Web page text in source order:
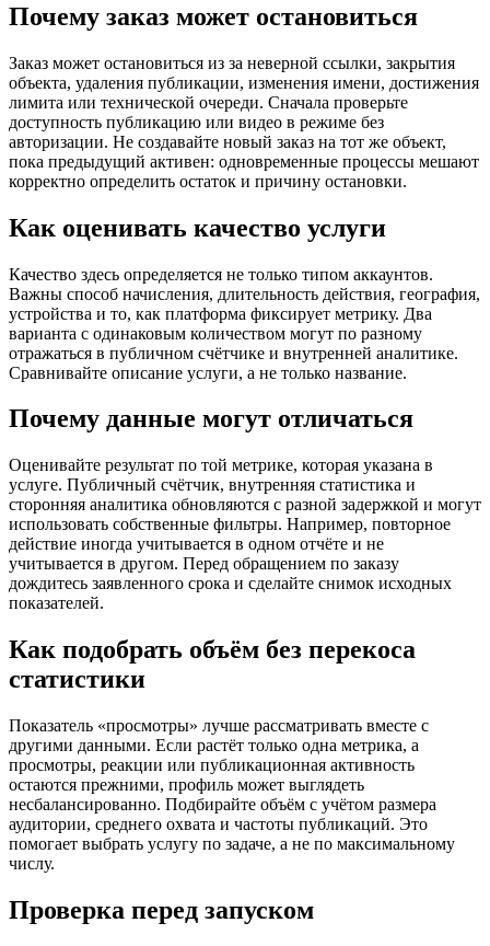
Почему заказ может остановиться
Заказ может остановиться из за неверной ссылки, закрытия
объекта, удаления публикации, изменения имени, достижения
лимита или технической очереди. Сначала проверьте
доступность публикацию или видео в режиме без
авторизации. Не создавайте новый заказ на тот же объект,
пока предыдущий активен: одновременные процессы мешают
корректно определить остаток и причину остановки.
Как оценивать качество услуги
Качество здесь определяется не только типом аккаунтов.
Важны способ начисления, длительность действия, география,
устройства и то, как платформа фиксирует метрику. Два
варианта с одинаковым количеством могут по разному
отражаться в публичном счётчике и внутренней аналитике.
Сравнивайте описание услуги, а не только название.
Почему данные могут отличаться
Оценивайте результат по той метрике, которая указана в
услуге. Публичный счётчик, внутренняя статистика и
сторонняя аналитика обновляются с разной задержкой и могут
использовать собственные фильтры. Например, повторное
действие иногда учитывается в одном отчёте и не
учитывается в другом. Перед обращением по заказу
дождитесь заявленного срока и сделайте снимок исходных
показателей.
Как подобрать объём без перекоса
статистики
Показатель «просмотры» лучше рассматривать вместе с
другими данными. Если растёт только одна метрика, а
просмотры, реакции или публикационная активность
остаются прежними, профиль может выглядеть
несбалансированно. Подбирайте объём с учётом размера
аудитории, среднего охвата и частоты публикаций. Это
помогает выбрать услугу по задаче, а не по максимальному
числу.
Проверка перед запуском